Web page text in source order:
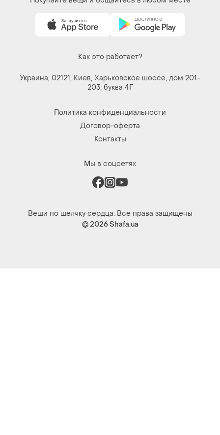
Как это работает?
Украина, 02121, Киев, Харьковское шоссе, дом 201-
203, буква 4Г
Политика конфиденциальности
Договор-оферта
Контакты
Мы в соцсетях
Вещи по щелчку сердца. Все права защищены
© 2026Shafa.ua